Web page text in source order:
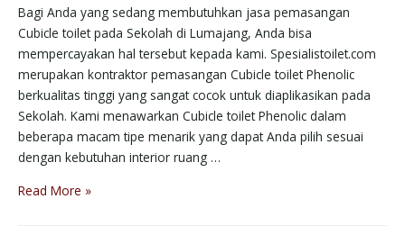
Bagi Anda yang sedang membutuhkan jasa pemasangan
Cubicle toilet pada Sekolah di Lumajang, Anda bisa
mempercayakan hal tersebut kepada kami. Spesialistoilet.com
merupakan kontraktor pemasangan Cubicle toilet Phenolic
berkualitas tinggi yang sangat cocok untuk diaplikasikan pada
Sekolah. Kami menawarkan Cubicle toilet Phenolic dalam
beberapa macam tipe menarik yang dapat Anda pilih sesuai
dengan kebutuhan interior ruang …
Read More »